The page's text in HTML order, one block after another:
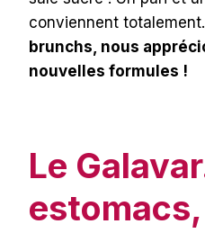
conviennent totalement.
brunchs, nous
nouvelles formules !
Le